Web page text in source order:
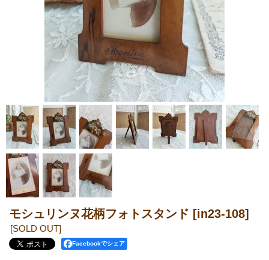
モシュリンヌ花柄フォトスタンド [in23-108]
[SOLD OUT]
Facebookでシェア